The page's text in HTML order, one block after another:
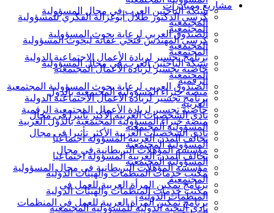
شبكة الباحثين العرب في مجال المسؤولية
المجتمعية
الصندوق العربي لرعاية بحوث المسؤولية
المجتمعية
برنامج تجسير لريادة الأعمال الاجتماعية الدولية
حاضنة تجسير لريادة الأعمال المجتمعية
الرقمية
منصة خبراء المسؤولية المجتمعية بالدول
العربية
نادي الشخصيات العربية الأكثر تأثيرا في مجال
المسؤولية المجتمعية
تحالف المدن العربية المسؤولة اجتماعيا
مؤسسة المؤهلات البريطانية في مجال
المسؤولية المجتمعية
مكتب خدمات المنظمات والهيئات الدولية
برنامج تمكين المرأة العربية للعمل في
المنظمات الدولية
نادي النخبة الدولية للمسؤولية المجتمعية
مشاريع ومبادرات
كرسي الدكتور طلال أبوغزالة الفكري للمسؤولية
المجتمعية
كرسي المهندس فتحي عفانة لبحوث المسؤولية
المجتمعية
شبكة الباحثين العرب في مجال المسؤولية
المجتمعية
الصندوق العربي لرعاية بحوث المسؤولية المجتمعية
برنامج تجسير لريادة الأعمال الاجتماعية الدولية
حاضنة تجسير لريادة الأعمال المجتمعية الرقمية
منصة خبراء المسؤولية المجتمعية بالدول العربية
نادي الشخصيات العربية الأكثر تأثيرا في مجال
المسؤولية المجتمعية
تحالف المدن العربية المسؤولة اجتماعيا
مؤسسة المؤهلات البريطانية في مجال المسؤولية
المجتمعية
مكتب خدمات المنظمات والهيئات الدولية
برنامج تمكين المرأة العربية للعمل في المنظمات